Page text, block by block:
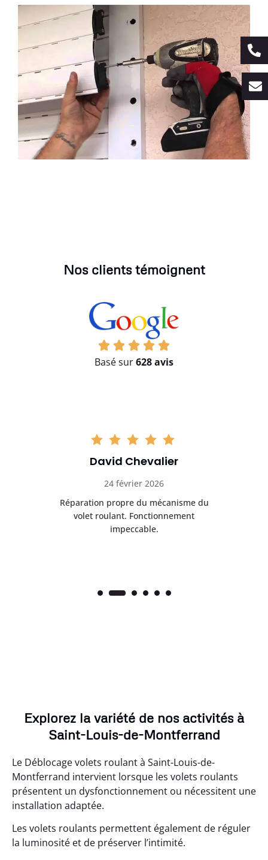
Nos clients témoignent
Basé sur628 avis
David Chevalier
24 février 2026
Réparation propre du mécanisme du
volet roulant. Fonctionnement
impeccable.
Explorez la variété de nos activités à
Saint-Louis-de-Montferrand
Le Déblocage volets roulant à Saint-Louis-de-
Montferrand intervient lorsque les volets roulants
présentent un dysfonctionnement ou nécessitent une
installation adaptée.
Les volets roulants permettent également de réguler
la luminosité et de préserver l’intimité.